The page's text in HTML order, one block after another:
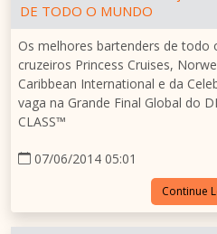
DE TODO O MUNDO
Os melhores bartenders de todo
cruzeiros Princess Cruises,
Caribbean International e da
vaga na Grande Final Global do
CLASS™
07/06/2014 05:01
Continue